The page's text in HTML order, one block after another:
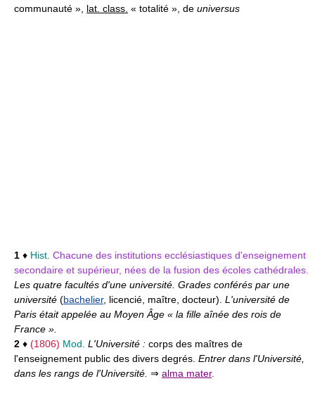
communauté », lat. class. « totalité », de universus
1 ♦ Hist. Chacune des institutions ecclésiastiques d'enseignement
secondaire et supérieur, nées de la fusion des écoles cathédrales.
Les quatre facultés d'une université. Grades conférés par une
université (bachelier, licencié, maître, docteur). L'université de
Paris était appelée au Moyen Âge « la fille aînée des rois de
France ».
2 ♦ (1806) Mod. L'Université : corps des maîtres de
l'enseignement public des divers degrés. Entrer dans l'Université,
dans les rangs de l'Université. ⇒ alma mater.